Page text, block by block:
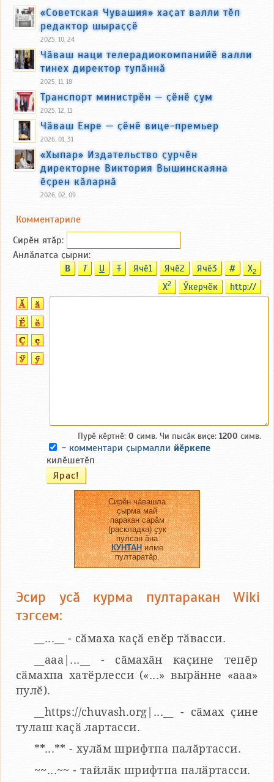
«Советская Чувашия» хаҫат валли тӗп
редактор шыраҫҫӗ
2025, 10, 24
Чӑваш наци телерадиокомпанийӗ валли
тинех директор тупӑннӑ
2025, 11, 18
Транспорт министрӗн — ҫӗнӗ ҫум
2025, 12, 11
Чӑваш Енре — ҫӗнӗ вице-премьер
2026, 01, 31
«Хыпар» Издательство ҫурчӗн
директорне Виктория Вышинскаяна
ӗҫрен кӑларнӑ
2026, 02, 09
Комментариле
Сирӗн ятӑp:
Анлӑлатса ҫырни:
B T U T Ячӗ1 Ячӗ2 Ячӗ3 # X2
X2 Ӳкерчӗк http://
Пурӗ кӗртнӗ: 0 симв. Чи пысӑк виҫе: 1200 симв.
- комментари ҫырмалли йӗркепе
килӗшетӗп
Сирӗн чӑвашла
ҫырма май
паракан сарӑм
(раскладка) ҫук
пулсан ӑна
КУНТАНилме
пултаратӑр.
Эсир усӑ курма пултаракан Wiki
тэгсем:
__...__ - сӑмаха каҫӑ евӗр тӑвасси.
__aaa|...__ - сӑмахӑн каҫине тепӗр
сӑмахпа хатӗрлесси («...» вырӑнне «ааа»
пулӗ).
__https://chuvash.org|...__ - сӑмах ҫине
тулаш каҫӑ лартасси.
**...** - хулӑм шрифтпа палӑртасси.
~~...~~ - тайлӑк шрифтпа палӑртасси.